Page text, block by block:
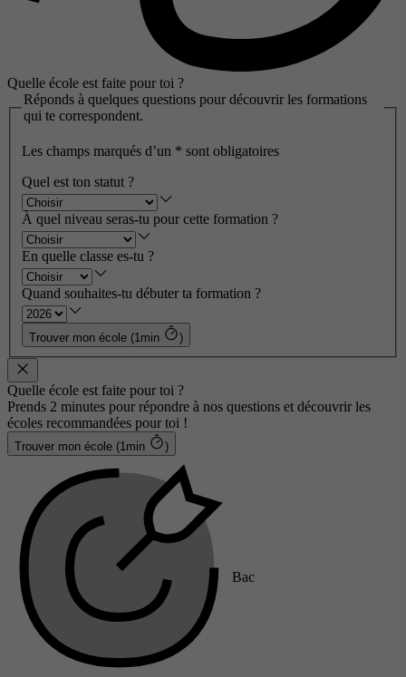
Quelle école est faite pour toi ?
Réponds à quelques questions pour découvrir les formations
qui te correspondent.
Les champs marqués d’un * sont obligatoires
Quel est ton statut ?
À quel niveau seras-tu pour cette formation ?
En quelle classe es-tu ?
Quand souhaites-tu débuter ta formation ?
Trouver mon école (1min )
Quelle école est faite pour toi ?
Prends 2 minutes pour répondre à nos questions et découvrir les
écoles recommandées pour toi !
Trouver mon école (1min )
Bac